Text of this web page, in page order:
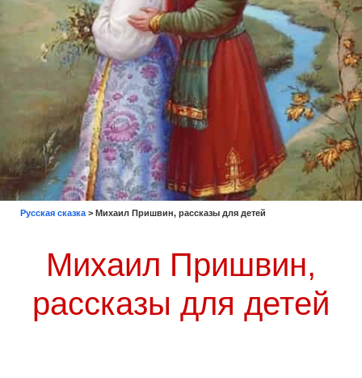
Русская сказка > Михаил Пришвин, рассказы для детей
Михаил Пришвин,
рассказы для детей